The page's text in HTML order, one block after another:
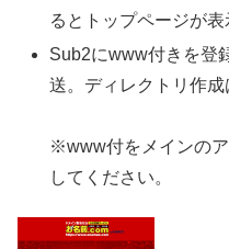
るとトップページが表
Sub2にwww付きを登
送。ディレクトリ作成
※www付をメインの
してください。